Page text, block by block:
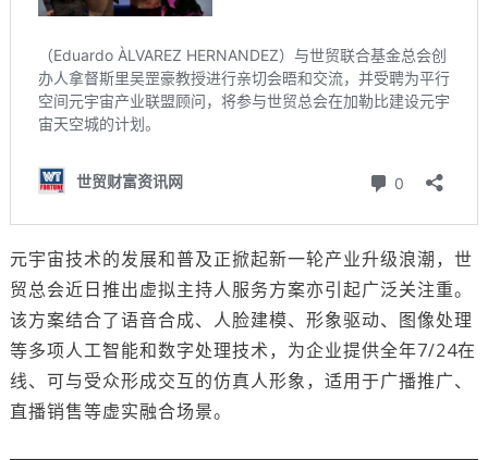
元宇宙技术的发展和普及正掀起新一轮产业升级浪潮，世
贸总会近日推出虚拟主持人服务方案亦引起广泛关注重。
该方案结合了语音合成、人脸建模、形象驱动、图像处理
等多项人工智能和数字处理技术，为企业提供全年7/24在
线、可与受众形成交互的仿真人形象，适用于广播推广、
直播销售等虚实融合场景。